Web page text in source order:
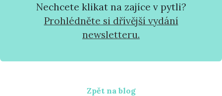
Nechcete klikat na zajíce v pytli?
Prohlédněte si dřívější vydání
newsletteru.
Zpět na blog